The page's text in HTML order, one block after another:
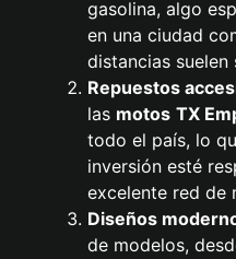
gasolina, algo
en una ciudad
distancias suelen
Repuestos
las motos TX
todo el país, lo
inversión esté
excelente red de
Diseños
de modelos,